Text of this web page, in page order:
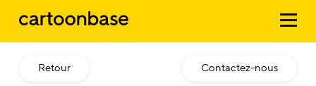
Retour Contactez-nous